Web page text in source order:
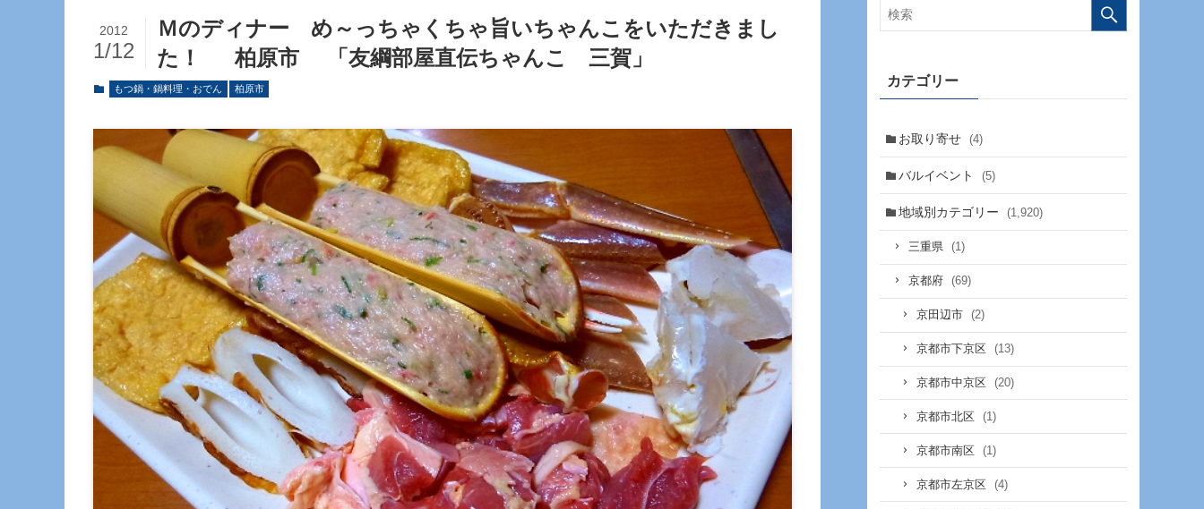
Ｍのディナー め～っちゃくちゃ旨いちゃんこをいただきまし
た！ 柏原市 「友綱部屋直伝ちゃんこ 三賀」
2012
1/12
もつ鍋・鍋料理・おでん 柏原市 カテゴリー
お取り寄せ (4)
バルイベント (5)
地域別カテゴリー (1,920)
三重県 (1)
京都府 (69)
京田辺市 (2)
京都市下京区 (13)
京都市中京区 (20)
京都市北区 (1)
京都市南区 (1)
京都市左京区 (4)